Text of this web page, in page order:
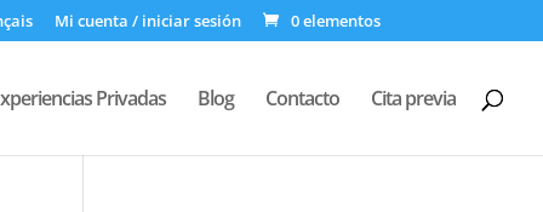
Mi cuenta / iniciar sesión 0 elementos
Privadas Blog Contacto Cita previa